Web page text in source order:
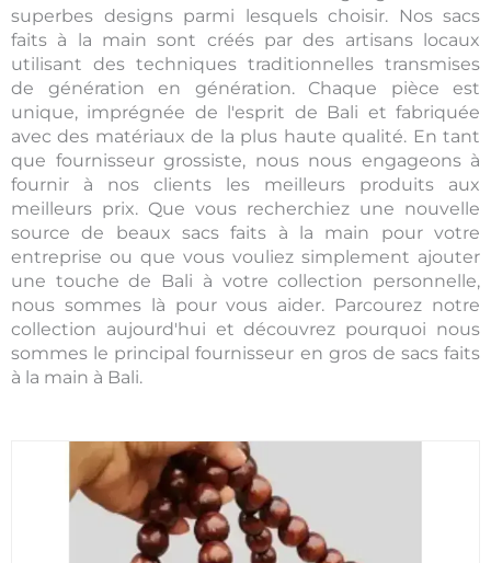
superbes designs parmi lesquels choisir. Nos sacs
faits à la main sont créés par des artisans locaux
utilisant des techniques traditionnelles transmises
de génération en génération. Chaque pièce est
unique, imprégnée de l'esprit de Bali et fabriquée
avec des matériaux de la plus haute qualité. En tant
que fournisseur grossiste, nous nous engageons à
fournir à nos clients les meilleurs produits aux
meilleurs prix. Que vous recherchiez une nouvelle
source de beaux sacs faits à la main pour votre
entreprise ou que vous vouliez simplement ajouter
une touche de Bali à votre collection personnelle,
nous sommes là pour vous aider. Parcourez notre
collection aujourd'hui et découvrez pourquoi nous
sommes le principal fournisseur en gros de sacs faits
à la main à Bali.